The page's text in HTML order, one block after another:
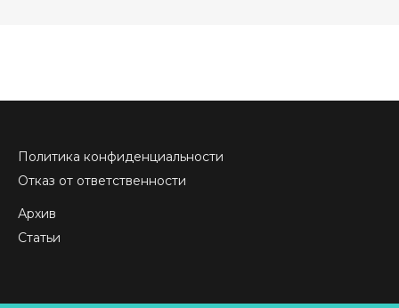
Политика конфиденциальности
Отказ от ответственности
Архив
Статьи